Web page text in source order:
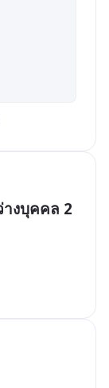
งบุคคล 2